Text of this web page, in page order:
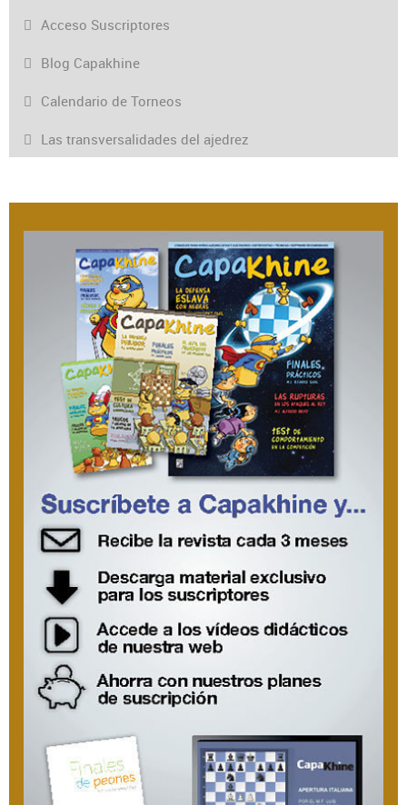
Acceso Suscriptores
Blog Capakhine
Calendario de Torneos
Las transversalidades del ajedrez